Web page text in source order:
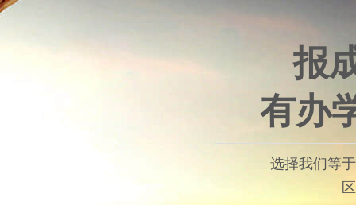
报
有办
选择我们等